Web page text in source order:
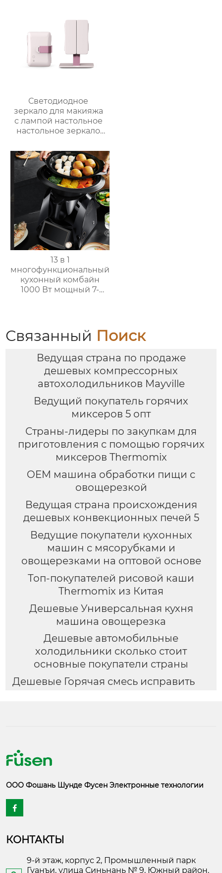
воздушная
фритюрница Тостер
духовка воздушная
фритюрница
Светодиодное
зеркало для макияжа
с лампой настольное
настольное зеркало
заполняет свет
складное
косметическое
зеркало для
переодевания
фабрика зеркал
13 в 1
многофункциональный
кухонный комбайн
1000 Вт мощный 7-
кухонный комбайн
Связанный Поиск
Ведущая страна по продаже
дешевых компрессорных
автохолодильников Mayville
Ведущий покупатель горячих
миксеров 5 опт
Страны-лидеры по закупкам для
приготовления с помощью горячих
миксеров Thermomix
OEM машина обработки пищи с
овощерезкой
Ведущая страна происхождения
дешевых конвекционных печей 5
Ведущие покупатели кухонных
машин с мясорубками и
овощерезками на оптовой основе
Топ-покупателей рисовой каши
Thermomix из Китая
Дешевые Универсальная кухня
машина овощерезка
Дешевые автомобильные
холодильники сколько стоит
основные покупатели страны
Дешевые Горячая смесь исправить
ООО Фошань Шунде Фусен Электронные технологии

КОНТАКТЫ
9-й этаж, корпус 2, Промышленный парк
Гуанъи, улица Синьнань № 9, Южный район,